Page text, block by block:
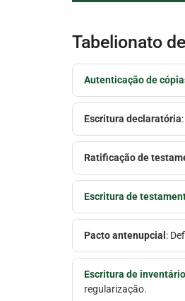
Tabelionato
Autenticação de
Escritura declaratória
Ratificação de
Escritura de
Pacto antenupcial :
Escritura de
regularização.